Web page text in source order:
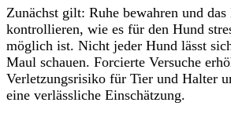
Zunächst gilt: Ruhe bewahren und
kontrollieren, wie es für den Hund
möglich ist. Nicht jeder Hund lässt
Maul schauen. Forcierte Versuche
Verletzungsrisiko für Tier und Halter
eine verlässliche Einschätzung.